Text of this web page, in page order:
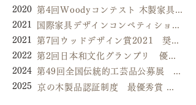
2020
2021
2021
2022
2024
2025
第4回Woodyコンテスト 木製家具部門 最優秀賞
国際家具デザインコンペティション旭川2021 特別賞
第7回ウッドデザイン賞2021 奨励賞
第2回日本和文化グランプリ 優秀賞
第49回全国伝統的工芸品公募展 最優秀賞 内閣総理大臣賞
京の木製品認証制度 最優秀賞 京都府知事賞、アンプリチュード賞